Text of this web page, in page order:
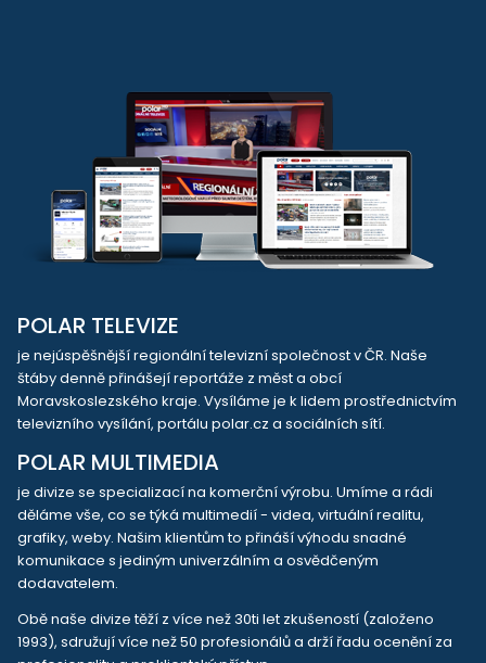
POLAR TELEVIZE
je nejúspěšnější regionální televizní společnost v ČR. Naše
štáby denně přinášejí reportáže z měst a obcí
Moravskoslezského kraje. Vysíláme je k lidem prostřednictvím
televizního vysílání, portálu polar.cz a sociálních sítí.
POLAR MULTIMEDIA
je divize se specializací na komerční výrobu. Umíme a rádi
děláme vše, co se týká multimedií - videa, virtuální realitu,
grafiky, weby. Našim klientům to přináší výhodu snadné
komunikace s jediným univerzálním a osvědčeným
dodavatelem.
Obě naše divize těží z více než 30ti let zkušeností (založeno
1993), sdružují více než 50 profesionálů a drží řadu ocenění za